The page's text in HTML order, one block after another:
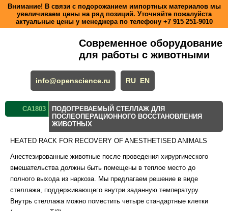
Внимание! В связи с подорожанием импортных материалов мы
увеличиваем цены на ряд позиций. Уточняйте пожалуйста
актуальные цены у менеджера по телефону +7 915 251-9010
Современное оборудование
для работы с животными
info@openscience.ru RU EN
CA1803
ПОДОГРЕВАЕМЫЙ СТЕЛЛАЖ ДЛЯ
ПОСЛЕОПЕРАЦИОННОГО ВОССТАНОВЛЕНИЯ
ЖИВОТНЫХ
HEATED RACK FOR RECOVERY OF ANESTHETISED ANIMALS
Анестезированные животные после проведения хирургического
вмешательства должны быть помещены в теплое место до
полного выхода из наркоза. Мы предлагаем решение в виде
стеллажа, поддерживающего внутри заданную температуру.
Внутрь стеллажа можно поместить четыре стандартные клетки